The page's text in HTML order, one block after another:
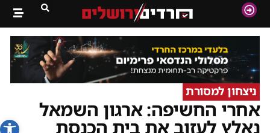
פתח
ניצחון למסורת
אחרי החשיפה: ארגון השמאל
נאלץ לעזוב את בית הכנסת